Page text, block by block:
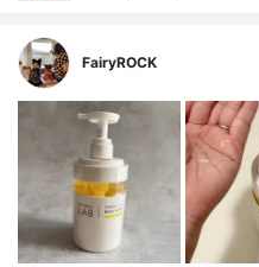
FairyROCK